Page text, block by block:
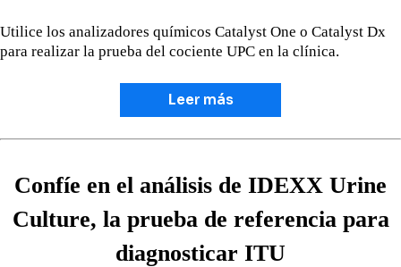
Utilice los analizadores químicos Catalyst One o Catalyst Dx
para realizar la prueba del cociente UPC en la clínica.
Leer más
Confíe en el análisis de IDEXX Urine
Culture, la prueba de referencia para
diagnosticar ITU